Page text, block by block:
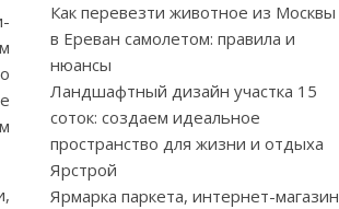
Как перевезти животное из Москвы
в Ереван самолетом: правила и
нюансы
Ландшафтный дизайн участка 15
соток: создаем идеальное
пространство для жизни и отдыха
Ярстрой
Ярмарка паркета, интернет-магазин